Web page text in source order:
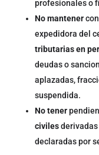
profesionales o
No mantener
expedidora del
tributarias en
deudas o
aplazadas,
suspendida.
No tener
civilesderivadas
declaradas por